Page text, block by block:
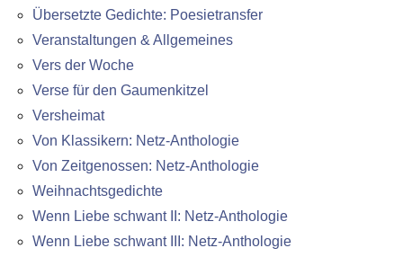
Übersetzte Gedichte: Poesietransfer
Veranstaltungen & Allgemeines
Vers der Woche
Verse für den Gaumenkitzel
Versheimat
Von Klassikern: Netz-Anthologie
Von Zeitgenossen: Netz-Anthologie
Weihnachtsgedichte
Wenn Liebe schwant II: Netz-Anthologie
Wenn Liebe schwant III: Netz-Anthologie